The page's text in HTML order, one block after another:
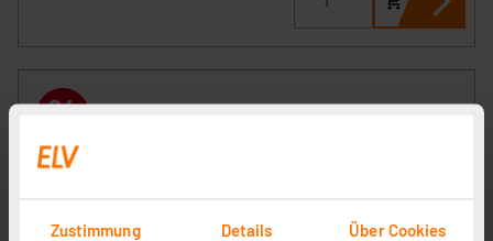
Zustimmung Details Über Cookies